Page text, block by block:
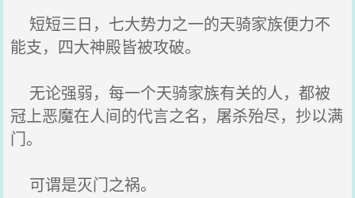
短短三日，七大势力之一的天骑家族便力不
能支，四大神殿皆被攻破。
无论强弱，每一个天骑家族有关的人，都被
冠上恶魔在人间的代言之名，屠杀殆尽，抄以满
门。
可谓是灭门之祸。